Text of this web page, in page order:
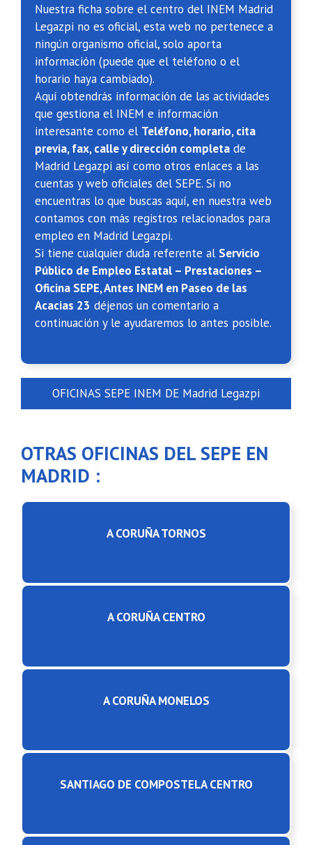
Nuestra ficha sobre el centro del INEM Madrid
Legazpi no es oficial, esta web no pertenece a
ningún organismo oficial, solo aporta
información (puede que el teléfono o el
horario haya cambiado).
Aquí obtendrás información de las actividades
que gestiona el INEM e información
interesante como el Teléfono, horario, cita
previa, fax, calle y dirección completa de
Madrid Legazpi así como otros enlaces a las
cuentas y web oficiales del SEPE. Si no
encuentras lo que buscas aquí, en nuestra web
contamos con más registros relacionados para
empleo en Madrid Legazpi.
Si tiene cualquier duda referente al Servicio
Público de Empleo Estatal – Prestaciones –
Oficina SEPE, Antes INEM en Paseo de las
Acacias 23 déjenos un comentario a
continuación y le ayudaremos lo antes posible.
OFICINAS SEPE INEM DE Madrid Legazpi
OTRAS OFICINAS DEL SEPE EN
MADRID :
A CORUÑA TORNOS
A CORUÑA CENTRO
A CORUÑA MONELOS
SANTIAGO DE COMPOSTELA CENTRO